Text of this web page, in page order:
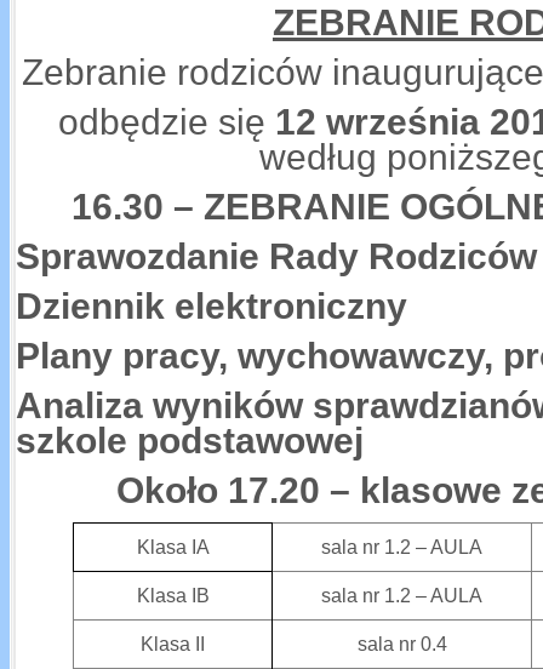
ZEBRANIE
Zebranie rodziców
odbędzie się 12 września
według
16.30 – ZEBRANIE
Sprawozdanie Rady Rodziców
Dziennik elektroniczny
Plany pracy, wychowawczy,
Analiza wyników
szkole podstawowej
Około 17.20 – klasowe
Klasa IA sala nr 1.2 – AULA
Klasa IB sala nr 1.2 – AULA
Klasa II sala nr 0.4